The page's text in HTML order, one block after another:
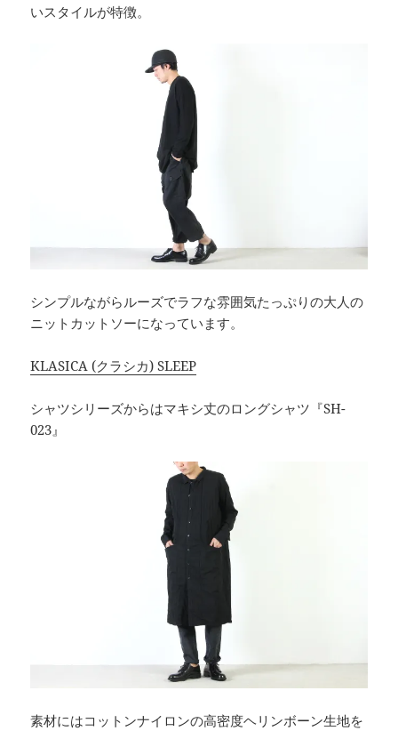
いスタイルが特徴。
シンプルながらルーズでラフな雰囲気たっぷりの大人の
ニットカットソーになっています。
KLASICA (クラシカ) SLEEP
シャツシリーズからはマキシ丈のロングシャツ『SH-
023』
素材にはコットンナイロンの高密度ヘリンボーン生地を